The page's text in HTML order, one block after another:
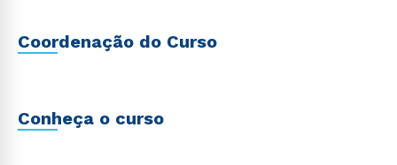
Coordenação do Curso
Conheça o curso